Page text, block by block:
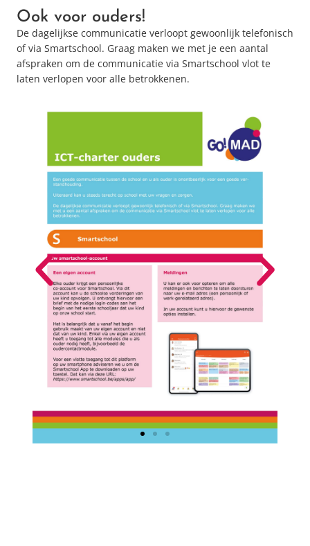
Ook voor ouders!
De dagelijkse communicatie verloopt gewoonlijk telefonisch
of via Smartschool. Graag maken we met je een aantal
afspraken om de communicatie via Smartschool vlot te
laten verlopen voor alle betrokkenen.